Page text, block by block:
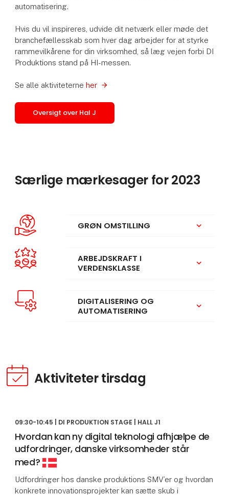
automatisering.
Hvis du vil inspireres, udvide dit netværk eller møde det
branchefællesskab som hver dag arbejder for at styrke
rammevilkårene for din virksomhed, så læg vejen forbi DI
Produktions stand på HI-messen.
Se alle aktiviteterne her
Oversigt over Hal J
Særlige mærkesager for 2023
GRØN OMSTILLING keyboard_arrow_down
ARBEJDSKRAFT I
VERDENSKLASSE
keyboard_arrow_down
DIGITALISERING OG
AUTOMATISERING
keyboard_arrow_down
Aktiviteter tirsdag
09:30-10:45 | DI PRODUKTION STAGE | HALL J1
Hvordan kan ny digital teknologi afhjælpe de
udfordringer, danske virksomheder står
med?
Udfordringer hos danske produktions SMV’er og hvordan
konkrete innovationsprojekter kan sætte skub i